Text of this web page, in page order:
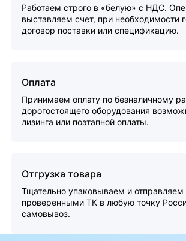
Работаем строго в «белую» с НДС.
выставляем счет, при необходимости
договор поставки или спецификацию.
Оплата
Принимаем оплату по безналичному
дорогостоящего оборудования
лизинга или поэтапной оплаты.
Отгрузка товара
Тщательно упаковываем и отправляем
проверенными ТК в любую точку
самовывоз.